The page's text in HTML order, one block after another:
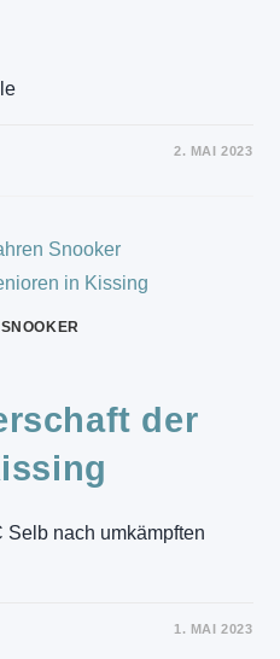
2. MAI 2023
SNOOKER
der
Selb nach umkämpften
1. MAI 2023